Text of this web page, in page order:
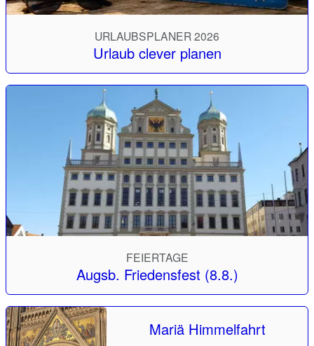
URLAUBSPLANER 2026
Urlaub clever planen
FEIERTAGE
Augsb. Friedensfest (8.8.)
Mariä Himmelfahrt